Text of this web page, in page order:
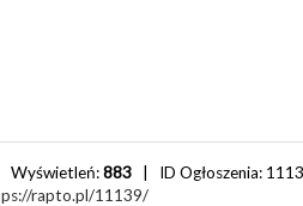
Wyświetleń:883 | ID Ogłoszenia:
rapto.pl/11139/